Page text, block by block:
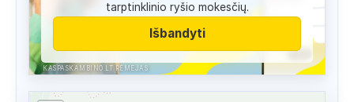
KASPASKAMBINO.LT RĖMĖJAS
tarptinklinio ryšio mokesčių.
Išbandyti